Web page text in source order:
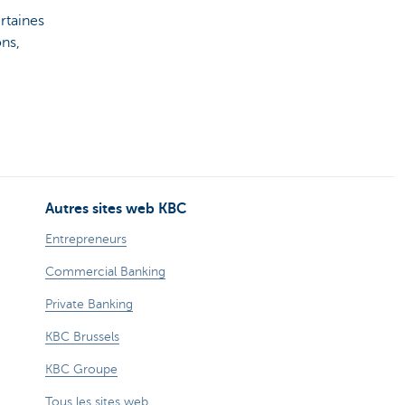
Autres sites web KBC
Entrepreneurs
Commercial Banking
Private Banking
KBC Brussels
KBC Groupe
Tous les sites web